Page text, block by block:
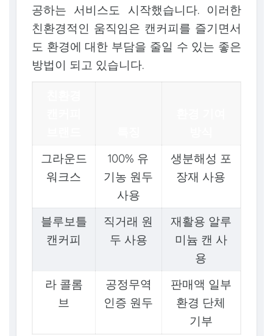
공하는 서비스도 시작했습니다. 이러한
친환경적인 움직임은 캔커피를 즐기면서
도 환경에 대한 부담을 줄일 수 있는 좋은
방법이 되고 있습니다.
그라운드
워크스
100% 유
기농 원두
사용
생분해성 포
장재 사용
블루보틀
캔커피
직거래 원
두 사용
재활용 알루
미늄 캔 사
용
라 콜롬
브
공정무역
인증 원두
판매액 일부
환경 단체
기부